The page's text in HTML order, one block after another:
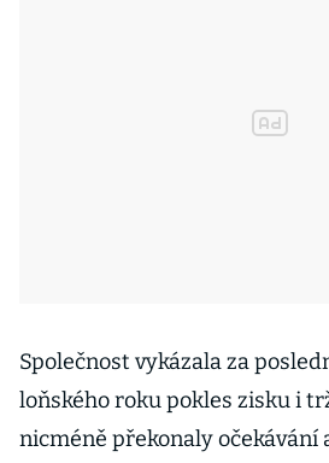
Společnost vykázala za
loňského roku pokles zisku i
nicméně překonaly očekávání